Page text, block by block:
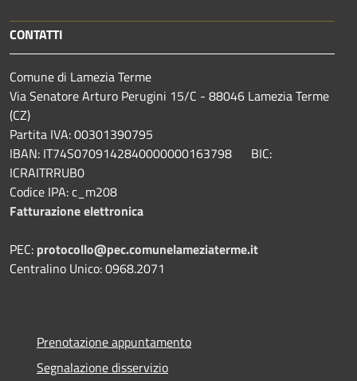
CONTATTI
Comune di Lamezia Terme
Via Senatore Arturo Perugini 15/C - 88046 Lamezia Terme
(CZ)
Partita IVA: 00301390795
IBAN: IT74S0709142840000000163798 BIC:
ICRAITRRUB0
Codice IPA: c_m208
Fatturazione elettronica
PEC: protocollo@pec.comunelameziaterme.it
Centralino Unico: 0968.2071
Prenotazione appuntamento
Segnalazione disservizio